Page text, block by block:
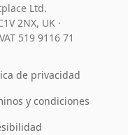
Ltd.
2NX, UK ·
VAT 519 9116 71
de privacidad
y condiciones